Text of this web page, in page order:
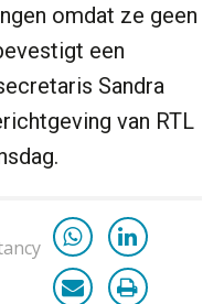
omdat ze geen
een
Sandra
van RTL